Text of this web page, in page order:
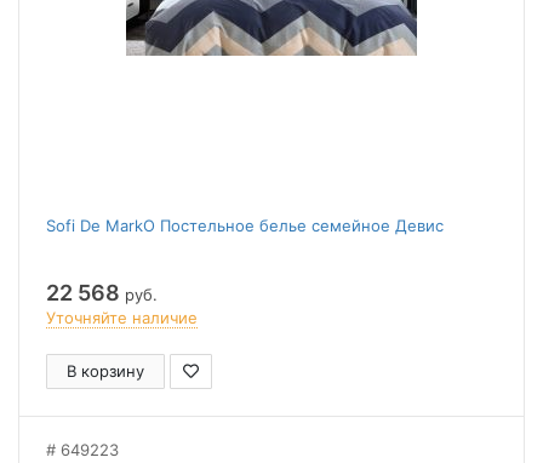
Sofi De MarkO Постельное белье семейное Девис
22 568 руб.
Уточняйте наличие
В корзину
649223